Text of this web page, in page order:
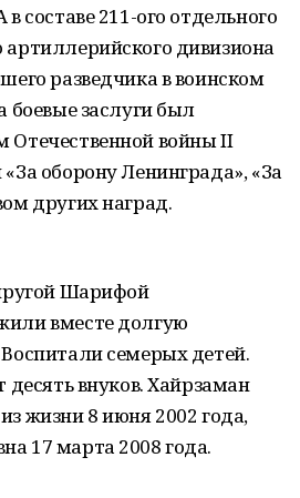
составе 211-ого отдельного
артиллерийского дивизиона
разведчика в воинском
боевые заслуги был
Отечественной войны II
оборону Ленинграда», «За
других наград.
Шарифой
вместе долгую
семерых детей.
десять внуков. Хайрзаман
жизни 8 июня 2002 года,
17 марта 2008 года.